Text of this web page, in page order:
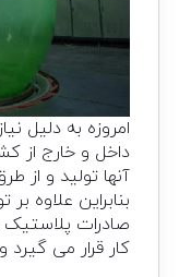
امروزه به دلیل
داخل و خارج از
آنها تولید و از
بنابراین علاوه
صادرات
کار قرار می گیرد